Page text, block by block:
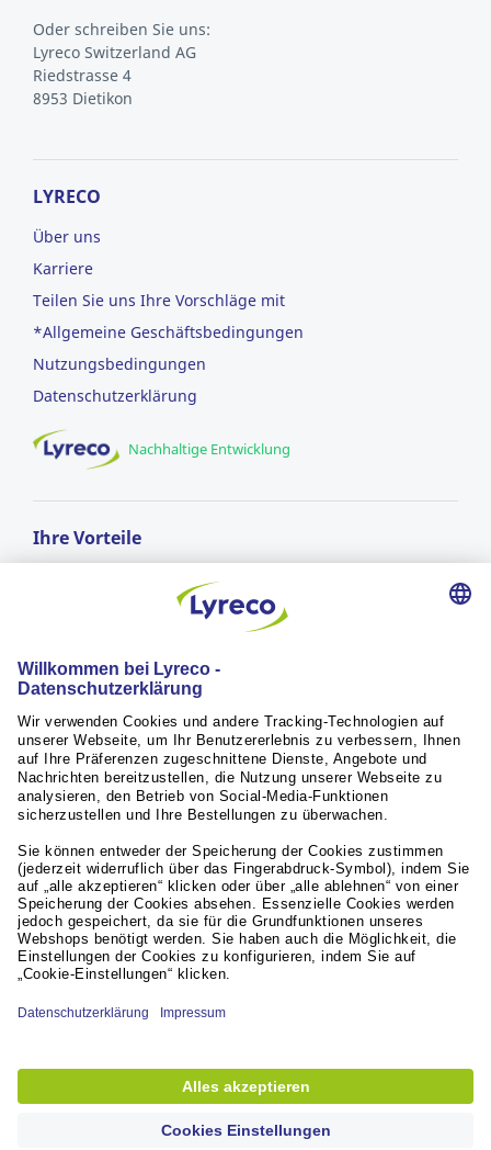
Oder schreiben Sie uns:
Lyreco Switzerland AG
Riedstrasse 4
8953 Dietikon
LYRECO
Über uns
Karriere
Teilen Sie uns Ihre Vorschläge mit
*Allgemeine Geschäftsbedingungen
Nutzungsbedingungen
Datenschutzerklärung
Nachhaltige Entwicklung
Ihre Vorteile
GRATIS LIEFERUNG
ab einem Bestellwert von CHF 50.-
Lieferung am nächsten Arbeitstag*
RÜCKGABERECHT
innerhalb von 30 Tagen
Weiterführende Links
Servicequalität
Aktuelles / Presse
Unsere Partner
© Lyreco 2026
Privacy Settings|Site Map